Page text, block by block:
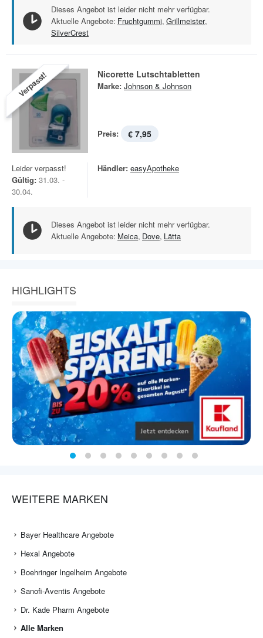
Dieses Angebot ist leider nicht mehr verfügbar.
Aktuelle Angebote: Fruchtgummi, Grillmeister,
SilverCrest
Verpasst! Nicorette Lutschtabletten
Marke: Johnson & Johnson
Preis: € 7,95
Leider verpasst!
Gültig: 31.03. -
30.04.
Händler: easyApotheke
Dieses Angebot ist leider nicht mehr verfügbar.
Aktuelle Angebote: Meica, Dove, Lätta
HIGHLIGHTS
WEITERE MARKEN
Bayer Healthcare Angebote
Hexal Angebote
Boehringer Ingelheim Angebote
Sanofi-Aventis Angebote
Dr. Kade Pharm Angebote
Alle Marken